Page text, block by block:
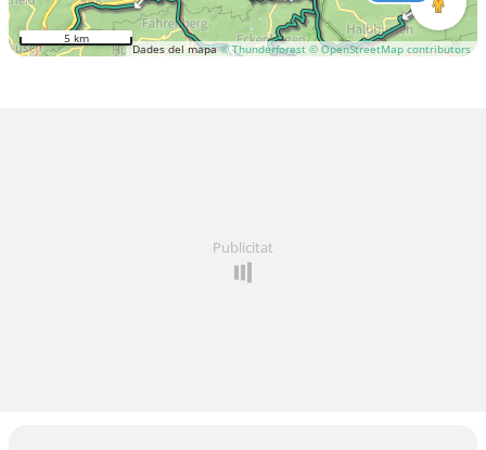
Dades del mapa© Thunderforest © OpenStreetMap contributors
5 km
Publicitat